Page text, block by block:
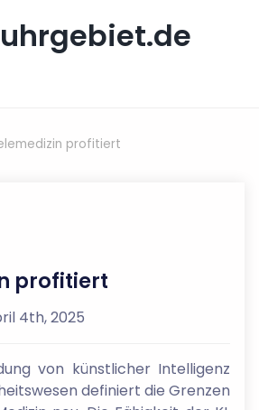
profitiert
profitiert
4th, 2025
von künstlicher Intelligenz
definiert die Grenzen